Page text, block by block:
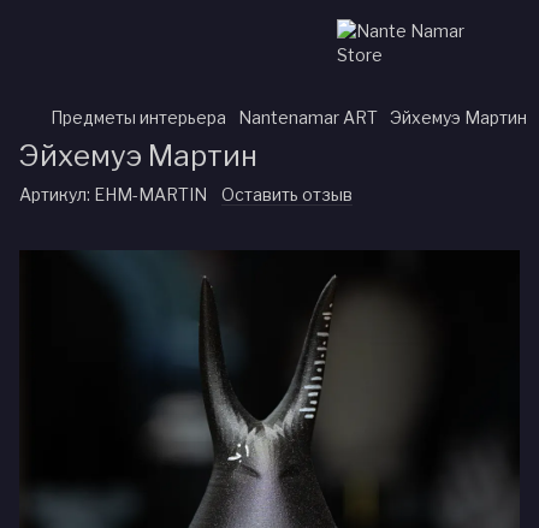
Предметы интерьера Nantenamar ART Эйхемуэ Мартин
Эйхемуэ Мартин
Артикул: EHM-MARTIN Оставить отзыв